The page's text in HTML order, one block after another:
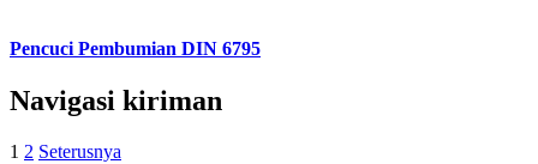
Pencuci Pembumian DIN 6795
Navigasi kiriman
1 2 Seterusnya